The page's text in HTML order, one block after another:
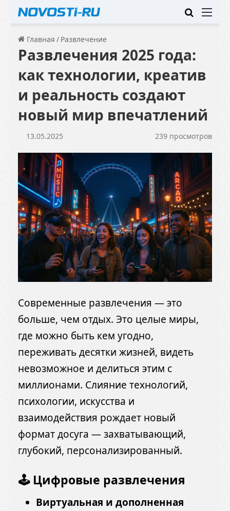
Искать
Главная / Развлечение
Развлечения 2025 года:
как технологии, креатив
и реальность создают
новый мир впечатлений
13.05.2025 239 просмотров
Современные развлечения — это
больше, чем отдых. Это целые миры,
где можно быть кем угодно,
переживать десятки жизней, видеть
невозможное и делиться этим с
миллионами. Слияние технологий,
психологии, искусства и
взаимодействия рождает новый
формат досуга — захватывающий,
глубокий, персонализированный.
🕹️ Цифровые развлечения
Виртуальная и дополненная